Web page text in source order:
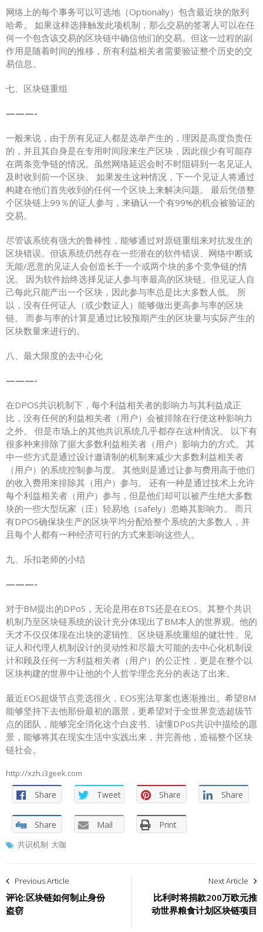
网络上的每个事务可以可选地（Optionally）包含最近块的散列
哈希。 如果这样选择触发此项机制，那么交易的签署人可以在任
何一个包含该交易的区块链中确信他们的交易。但这一过程的副
作用是随着时间的推移，所有利益相关者需要验证整个历史的交
易信息。
七、区块链重组
———-
一般来说，由于所有见证人都是选举产生的，理因是高度负责任
的，并且其自身是在专用时间段来生产区块，因此很少有可能存
在两条竞争链的情况。虽然网络延迟会时不时阻碍到一名见证人
及时收到前一个区块。 如果发生这种情况，下一个见证人将通过
构建在他们首先收到的任何一个区块上来解决问题。 最后凭借整
个区块链上99％的证人参与，来确认一个有99%的机会被验证的
交易。
尽管该系统有强大的鲁棒性，能够通过对原链重组来对抗发生的
区块错误。但该系统仍然存在一些潜在的软件错误、网络中断或
无能/恶意的见证人会创造长于一个或两个块的多个竞争链的情
况。 因为软件始终选择见证人参与率最高的区块链。但见证人自
己每此只能产出一个区块，因此参与率总是比大多数人低。 所
以，没有任何证人（或少数证人）能够做出更高参与率的区块
链。 而参与率的计算是通过比较预期产生的区块量与实际产生的
区块数量来进行的。
八、最大限度的去中心化
———-
在DPOS共识机制下，每个利益相关者的影响力与其利益成正
比，没有任何的利益相关者（用户）会被排除在行使这种影响力
之外。 但是市场上的其他共识系统几乎都存在这种情况。 以下有
很多种来排除了据大多数利益相关者（用户）影响力的方式。 其
中一些方式是通过设计邀请制的机制来减少大多数利益相关者
（用户）的系统控制参与度。 其他则是通过让参与费用高于他们
的收入费用来排除其（用户）参与。 还有一种是通过技术上允许
每个利益相关者（用户）参与，但是他们却可以被产生绝大多数
块的一些大型玩家（庄）轻易地（safely）忽略其影响力。 而只
有DPOS确保块生产的区块平均分配给整个系统的大多数人，并
且每个人都有一种经济可行的方式来影响这些人。
九、乐扣老师的小结
———-
对于BM提出的DPoS，无论是用在BTS还是在EOS。其整个共识
机制乃至区块链系统的设计充分体现出了BM本人的世界观。他的
天才不仅仅体现在出块的逻辑性、区块链系统重组的健壮性、见
证人和代理人机制设计的灵动性和尽最大可能的去中心化机制设
计和顾及任何一方利益相关者（用户）的公正性，更是在整个以
区块构建的世界中让他的个人哲学理念充分的表达了出来。
最近EOS超级节点竞选很火，EOS宪法草案也逐渐推出。希望BM
能够坚持下去他那份最初的愿景，更希望对于全世界竞选超级节
点的团队，能够完全消化这个白皮书、读懂DPoS共识中描绘的愿
景，能够将其在现实生活中实践出来，并完善他，造福整个区块
链社会。
http://xzh.i3geek.com
Share Tweet Share Share
Share Mail Print
共识机制 大咖
章
导
Previous Article
评论:区块链如何制止身份
盗窃
Next Article
比利时将捐款200万欧元推
动世界粮食计划区块链项目